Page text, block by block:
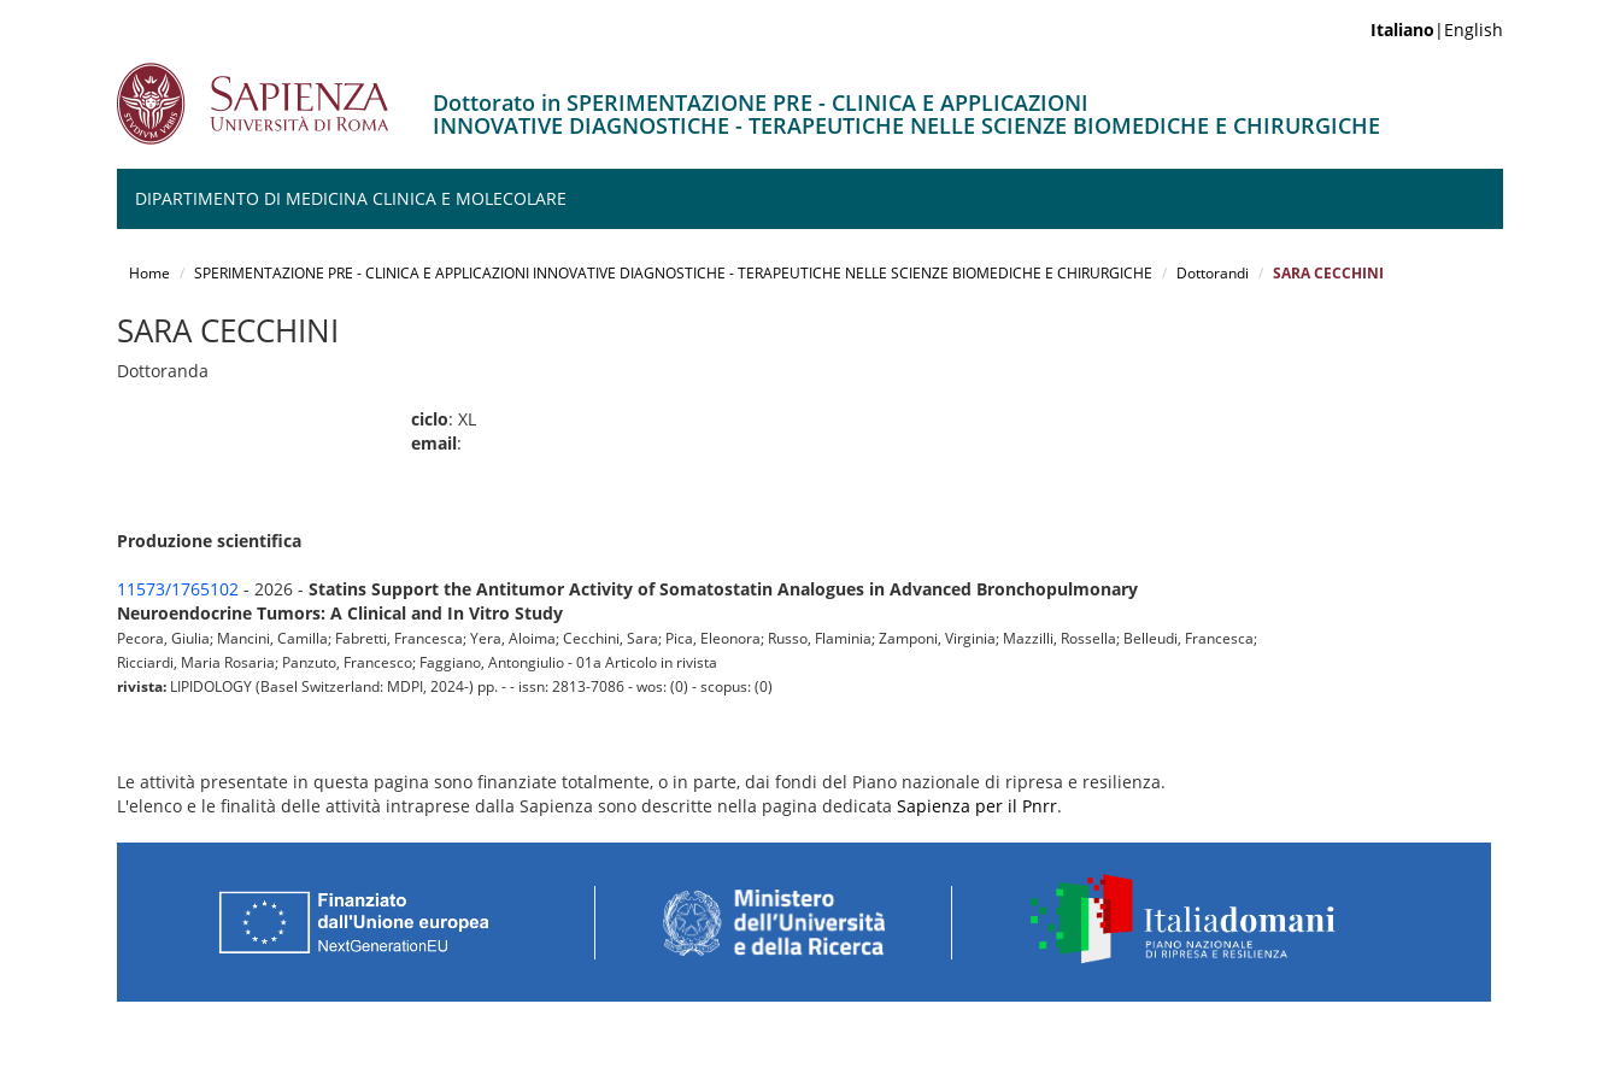
Italiano |English
Dottorato in SPERIMENTAZIONE PRE - CLINICA E APPLICAZIONI
INNOVATIVE DIAGNOSTICHE - TERAPEUTICHE NELLE SCIENZE BIOMEDICHE E CHIRURGICHE
DIPARTIMENTO DI MEDICINA CLINICA E MOLECOLARE
Home SPERIMENTAZIONE PRE - CLINICA E APPLICAZIONI INNOVATIVE DIAGNOSTICHE - TERAPEUTICHE NELLE SCIENZE BIOMEDICHE E CHIRURGICHE Dottorandi SARA CECCHINI
SARA CECCHINI
Dottoranda
ciclo: XL
email:
Produzione scientifica
11573/1765102 - 2026 - Statins Support the Antitumor Activity of Somatostatin Analogues in Advanced Bronchopulmonary
Neuroendocrine Tumors: A Clinical and In Vitro Study
Pecora, Giulia; Mancini, Camilla; Fabretti, Francesca; Yera, Aloima; Cecchini, Sara; Pica, Eleonora; Russo, Flaminia; Zamponi, Virginia; Mazzilli, Rossella; Belleudi, Francesca;
Ricciardi, Maria Rosaria; Panzuto, Francesco; Faggiano, Antongiulio - 01a Articolo in rivista
rivista: LIPIDOLOGY (Basel Switzerland: MDPI, 2024-) pp. - - issn: 2813-7086 - wos: (0) - scopus: (0)
Le attività presentate in questa pagina sono finanziate totalmente, o in parte, dai fondi del Piano nazionale di ripresa e resilienza.
L'elenco e le finalità delle attività intraprese dalla Sapienza sono descritte nella pagina dedicata Sapienza per il Pnrr.